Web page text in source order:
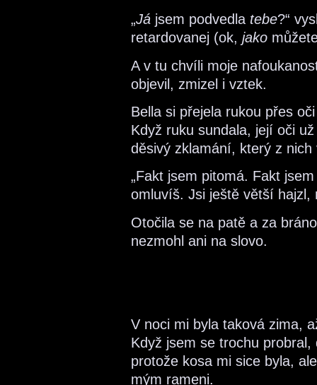
„Já jsem podvedla tebe?“
retardovanej (ok, jako
A v tu chvíli moje
objevil, zmizel i vztek.
Bella si přejela rukou přes
Když ruku sundala, její oči
děsivý zklamání, který z nich
„Fakt jsem pitomá. Fakt
omluvíš. Jsi ještě větší hajzl,
Otočila se na patě a za
nezmohl ani na slovo.
V noci mi byla taková zima,
Když jsem se trochu
protože kosa mi sice byla,
mým rameni.